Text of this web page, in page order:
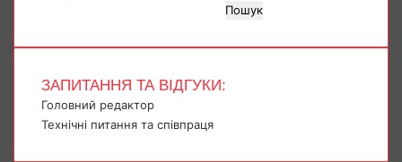
Пошук
ЗАПИТАННЯ ТА ВІДГУКИ:
Головний редактор
Технічні питання та співпраця